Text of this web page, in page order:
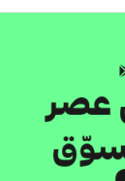
عصر